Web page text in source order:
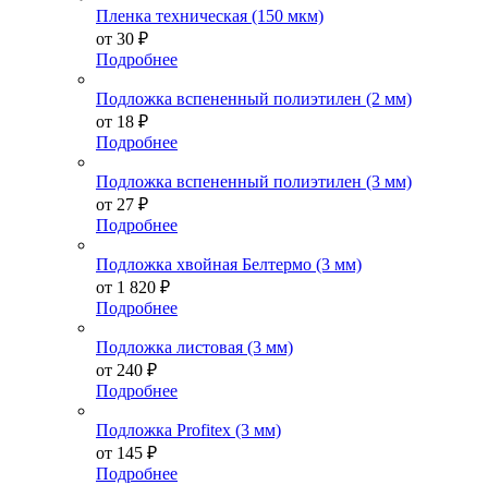
Пленка техническая (150 мкм)
от 30 ₽
Подробнее
Подложка вспененный полиэтилен (2 мм)
от 18 ₽
Подробнее
Подложка вспененный полиэтилен (3 мм)
от 27 ₽
Подробнее
Подложка хвойная Белтермо (3 мм)
от 1 820 ₽
Подробнее
Подложка листовая (3 мм)
от 240 ₽
Подробнее
Подложка Profitex (3 мм)
от 145 ₽
Подробнее